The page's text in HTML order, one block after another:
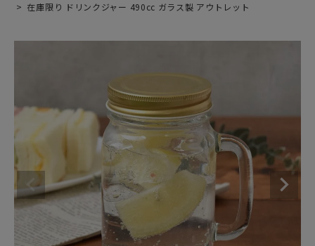
在庫限り ドリンクジャー 490cc ガラス製 アウトレット